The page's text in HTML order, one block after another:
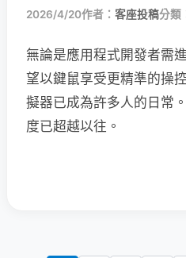
2026/4/20作者： 客座投稿分類
無論是應用程式開發者需
望以鍵鼠享受更精準的操
擬器已成為許多人的日常
度已超越以往。